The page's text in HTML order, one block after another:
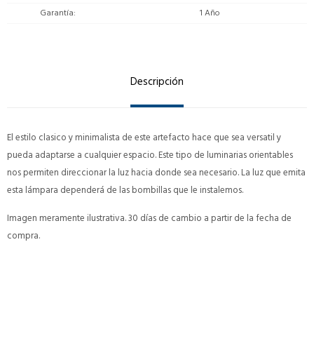
Garantía
1 Año
Descripción
El estilo clasico y minimalista de este artefacto hace que sea versatil y
pueda adaptarse a cualquier espacio. Este tipo de luminarias orientables
nos permiten direccionar la luz hacia donde sea necesario. La luz que emita
esta lámpara dependerá de las bombillas que le instalemos.
Imagen meramente ilustrativa. 30 días de cambio a partir de la fecha de
compra.